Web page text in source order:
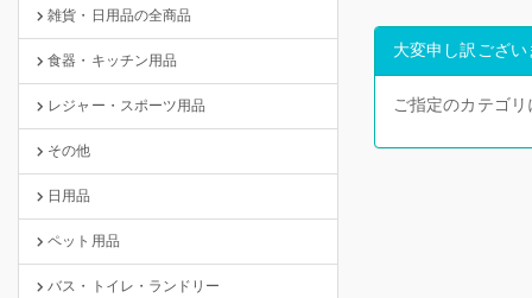
雑貨・日用品の全商品
食器・キッチン用品
レジャー・スポーツ用品
その他
日用品
ペット用品
バス・トイレ・ランドリー
大変申し訳ござい
ご指定のカテゴ